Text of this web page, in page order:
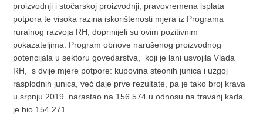
proizvodnji i stočarskoj proizvodnji, pravovremena isplata
potpora te visoka razina iskorištenosti mjera iz Programa
ruralnog razvoja RH, doprinijeli su ovim pozitivnim
pokazateljima. Program obnove narušenog proizvodnog
potencijala u sektoru govedarstva, koji je lani usvojila Vlada
RH, s dvije mjere potpore: kupovina steonih junica i uzgoj
rasplodnih junica, već daje prve rezultate, pa je tako broj krava
u srpnju 2019. narastao na 156.574 u odnosu na travanj kada
je bio 154.271.